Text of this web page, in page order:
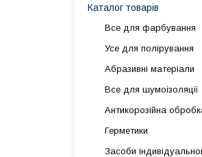
Каталог товарів
Все для фарбування
Усе для полірування
Абразивні матеріали
Все для шумоізоляції
Антикорозійна
Герметики
Засоби